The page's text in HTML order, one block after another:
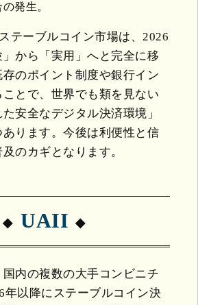
発生。
テーブルコイン市場は、2026
から「実用」へと完全に移
のポイント制度や銀行イン
とで、世界でも類を見ない
た安全なデジタル決済環境」
ります。今後は利便性と信
のカギとなります。
UAII
内の複数の大手コンビニチ
年以降にステーブルコイン決